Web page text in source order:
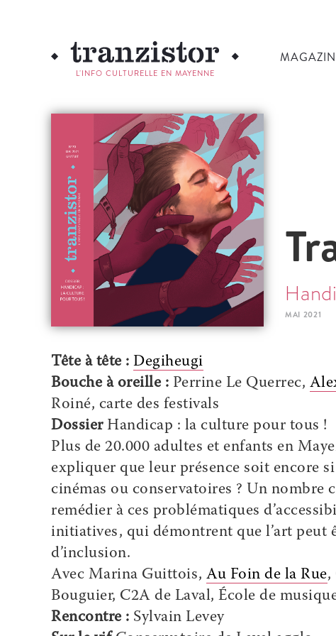
L'INFO CULTURELLE EN MAYENNE
MAI 2021
Tête à tête : Degiheugi
Bouche à oreille : Perrine Le Querrec,
Roiné, carte des festivals
Dossier Handicap : la culture pour tous !
Plus de 20.000 adultes et enfants en
expliquer que leur présence soit encore
cinémas ou conservatoires ? Un
remédier à ces problématiques
initiatives, qui démontrent que l’art peut
d’inclusion.
Avec Marina Guittois, Au Foin de la Rue,
Bouguier, C2A de Laval, École de
Rencontre : Sylvain Levey